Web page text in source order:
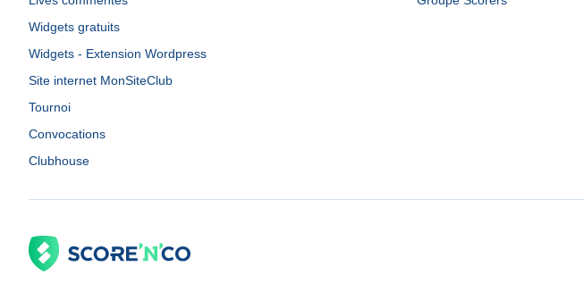
Widgets gratuits
Widgets - Extension Wordpress
Site internet MonSiteClub
Tournoi
Convocations
Clubhouse